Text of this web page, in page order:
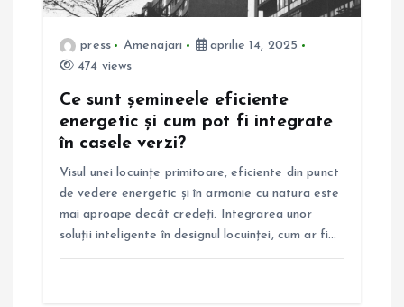
press Amenajari
aprilie 14, 2025
474 views
Ce sunt șemineele eficiente
energetic și cum pot fi integrate
în casele verzi?
Visul unei locuințe primitoare, eficiente din punct
de vedere energetic și în armonie cu natura este
mai aproape decât credeți. Integrarea unor
soluții inteligente în designul locuinței, cum ar fi…